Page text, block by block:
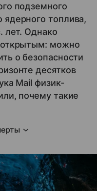
подземного
ядерного топлива,
лет. Однако
открытым: можно
о безопасности
десятков
Mail физик-
почему такие